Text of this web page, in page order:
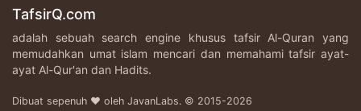
TafsirQ.com
adalah sebuah search engine khusus tafsir Al-Quran yang
memudahkan umat islam mencari dan memahami tafsir ayat-
ayat Al-Qur'an dan Hadits.
Dibuat sepenuh ♥ oleh JavanLabs. © 2015-2026